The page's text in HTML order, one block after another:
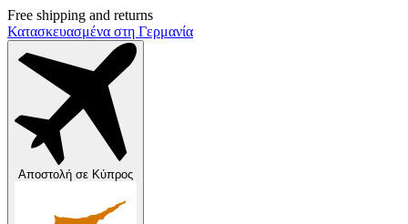
Free shipping and returns
Κατασκευασμένα στη Γερμανία
Αποστολή σε Κύπρος